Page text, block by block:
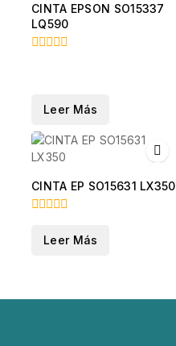
CINTA EPSON SO15337
LQ590
Leer Más
CINTA EP SO15631 LX350
fuera
Leer Más